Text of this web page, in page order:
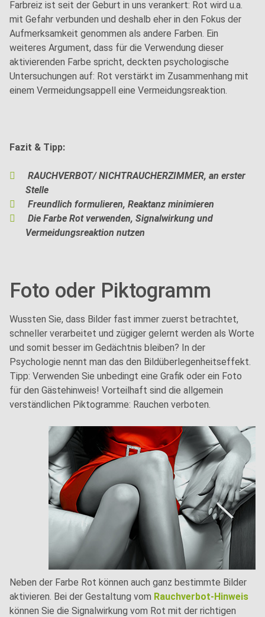
Farbreiz ist seit der Geburt in uns verankert: Rot wird u.a.
mit Gefahr verbunden und deshalb eher in den Fokus der
Aufmerksamkeit genommen als andere Farben. Ein
weiteres Argument, dass für die Verwendung dieser
aktivierenden Farbe spricht, deckten psychologische
Untersuchungen auf: Rot verstärkt im Zusammenhang mit
einem Vermeidungsappell eine Vermeidungsreaktion.
Fazit & Tipp:
RAUCHVERBOT/ NICHTRAUCHERZIMMER, an erster
Stelle
Freundlich formulieren, Reaktanz minimieren
Die Farbe Rot verwenden, Signalwirkung und
Vermeidungsreaktion nutzen
Foto oder Piktogramm
Wussten Sie, dass Bilder fast immer zuerst betrachtet,
schneller verarbeitet und zügiger gelernt werden als Worte
und somit besser im Gedächtnis bleiben? In der
Psychologie nennt man das den Bildüberlegenheitseffekt.
Tipp: Verwenden Sie unbedingt eine Grafik oder ein Foto
für den Gästehinweis! Vorteilhaft sind die allgemein
verständlichen Piktogramme: Rauchen verboten.
Neben der Farbe Rot können auch ganz bestimmte Bilder
aktivieren. Bei der Gestaltung vom Rauchverbot-Hinweis
können Sie die Signalwirkung vom Rot mit der richtigen